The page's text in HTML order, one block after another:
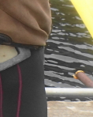
ビング
見学
天の川